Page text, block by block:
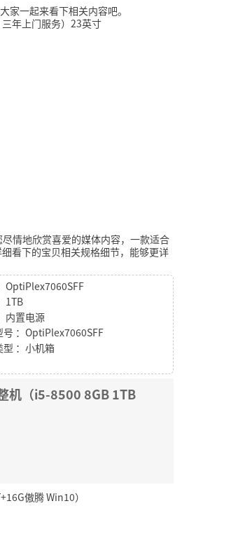
一起来看下相关内容吧。
年上门服务）23英寸
情地欣赏喜爱的媒体内容，一款适合
看下的宝贝相关规格细节，能够更详
OptiPlex7060SFF
1TB
内置电源
号 ：OptiPlex7060SFF
型 ：小机箱
机（i5-8500 8GB 1TB
傲腾 Win10）